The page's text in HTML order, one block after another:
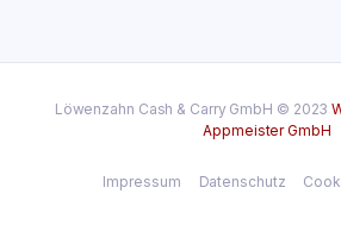
Löwenzahn Cash & Carry GmbH © 2023
Appmeister GmbH
Impressum Datenschutz